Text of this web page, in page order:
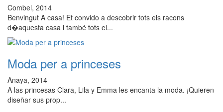
Combel, 2014
Benvingut A casa! Et convido a descobrir tots els racons
d�aquesta casa i també tots el...
Moda per a princeses
Anaya, 2014
A las princesas Clara, Lila y Emma les encanta la moda. ¡Quieren
diseñar sus prop...